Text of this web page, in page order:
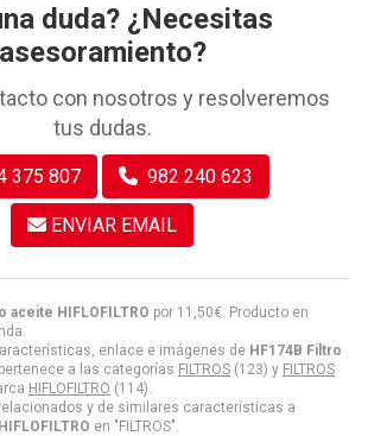
aceite HIFLOFILTRO por 11,50€ . Producto en
enlace e imágenes de HF174B Filtro
pertenece a las categorías FILTROS (123) y FILTROS
HIFLOFILTRO (114).
y de similares características a
en "FILTROS".
duda? ¿Necesitas
asesoramiento?
con nosotros y resolveremos
tus dudas.
375 807 982 240 623
ENVIAR EMAIL